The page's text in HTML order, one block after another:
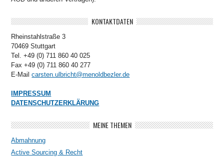
KONTAKTDATEN
Rheinstahlstraße 3
70469 Stuttgart
Tel. +49 (0) 711 860 40 025
Fax +49 (0) 711 860 40 277
E-Mailcarsten.ulbricht@menoldbezler.de
IMPRESSUM
DATENSCHUTZERKLÄRUNG
MEINE THEMEN
Abmahnung
Active Sourcing & Recht